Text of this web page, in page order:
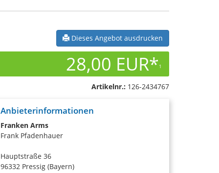
Dieses Angebot ausdrucken
28,00 EUR*1
Artikelnr.: 126-2434767
Anbieterinformationen
Franken Arms
Frank Pfadenhauer
Hauptstraße 36
96332 Pressig (Bayern)